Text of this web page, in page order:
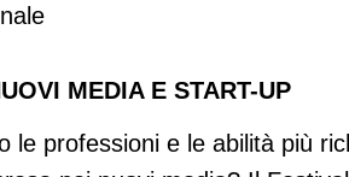
MEDIA E START-UP
le professioni e le abilità più